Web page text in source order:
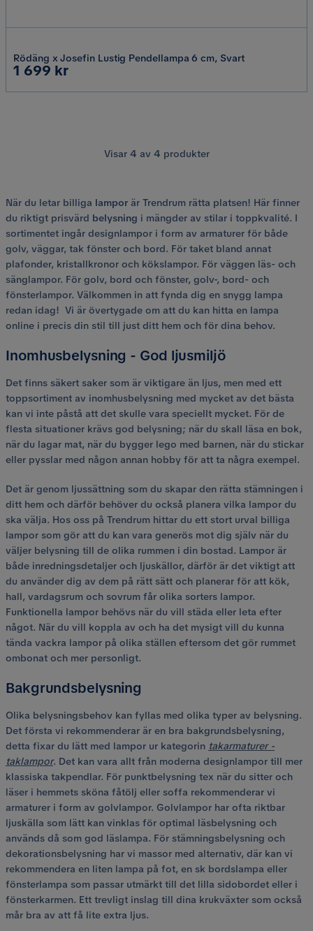
Rödäng x Josefin Lustig Pendellampa 6 cm, Svart
Pris
1 699 kr
Visar 4 av 4 produkter
När du letar billiga lampor är Trendrum rätta platsen! Här finner
du riktigt prisvärd belysning i mängder av stilar i toppkvalité. I
sortimentet ingår designlampor i form av armaturer för både
golv, väggar, tak fönster och bord. För taket bland annat
plafonder, kristallkronor och kökslampor. För väggen läs- och
sänglampor. För golv, bord och fönster, golv-, bord- och
fönsterlampor. Välkommen in att fynda dig en snygg lampa
redan idag! Vi är övertygade om att du kan hitta en lampa
online i precis din stil till just ditt hem och för dina behov.
Inomhusbelysning - God ljusmiljö
Det finns säkert saker som är viktigare än ljus, men med ett
toppsortiment av inomhusbelysning med mycket av det bästa
kan vi inte påstå att det skulle vara speciellt mycket. För de
flesta situationer krävs god belysning; när du skall läsa en bok,
när du lagar mat, när du bygger lego med barnen, när du stickar
eller pysslar med någon annan hobby för att ta några exempel.
Det är genom ljussättning som du skapar den rätta stämningen i
ditt hem och därför behöver du också planera vilka lampor du
ska välja. Hos oss på Trendrum hittar du ett stort urval billiga
lampor som gör att du kan vara generös mot dig själv när du
väljer belysning till de olika rummen i din bostad. Lampor är
både inredningsdetaljer och ljuskällor, därför är det viktigt att
du använder dig av dem på rätt sätt och planerar för att kök,
hall, vardagsrum och sovrum får olika sorters lampor.
Funktionella lampor behövs när du vill städa eller leta efter
något. När du vill koppla av och ha det mysigt vill du kunna
tända vackra lampor på olika ställen eftersom det gör rummet
ombonat och mer personligt.
Bakgrundsbelysning
Olika belysningsbehov kan fyllas med olika typer av belysning.
Det första vi rekommenderar är en bra bakgrundsbelysning,
detta fixar du lätt med lampor ur kategorin takarmaturer -
taklampor. Det kan vara allt från moderna designlampor till mer
klassiska takpendlar. För punktbelysning tex när du sitter och
läser i hemmets sköna fåtölj eller soffa rekommenderar vi
armaturer i form av golvlampor. Golvlampor har ofta riktbar
ljuskälla som lätt kan vinklas för optimal läsbelysning och
används då som god läslampa. För stämningsbelysning och
dekorationsbelysning har vi massor med alternativ, där kan vi
rekommendera en liten lampa på fot, en sk bordslampa eller
fönsterlampa som passar utmärkt till det lilla sidobordet eller i
fönsterkarmen. Ett trevligt inslag till dina krukväxter som också
mår bra av att få lite extra ljus.